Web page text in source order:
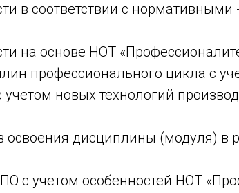
в соответствии с
на основе НОТ
профессионального цикла с
новых технологий
освоения дисциплины (модуля) в
с учетом особенностей НОТ